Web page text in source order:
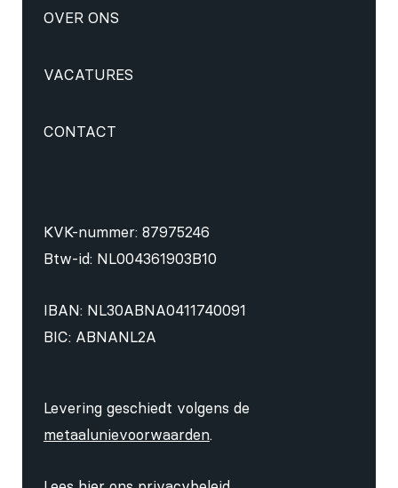
OVER ONS
VACATURES
CONTACT
KVK-nummer: 87975246
Btw-id: NL004361903B10
IBAN: NL30ABNA0411740091
BIC: ABNANL2A
Levering geschiedt volgens de
metaalunievoorwaarden.